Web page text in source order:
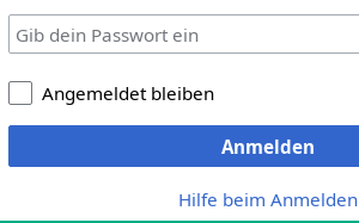
Angemeldet bleiben
Anmelden
Hilfe beim Anmelden